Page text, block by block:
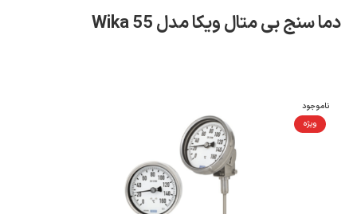
دما سنج بی متال ویکا مدل Wika 55
ناموجود
ویژه